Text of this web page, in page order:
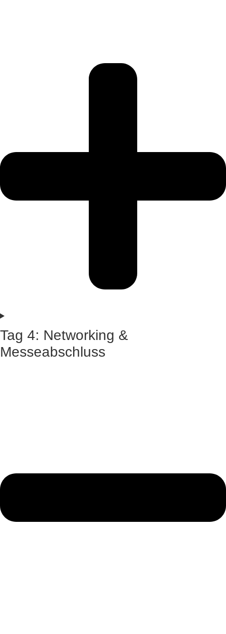
Tag 4: Networking &
Messeabschluss